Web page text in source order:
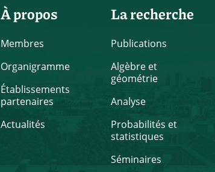
À propos
Membres
Organigramme
Établissements
partenaires
Actualités
La recherche
Publications
Algèbre et
géométrie
Analyse
Probabilités et
statistiques
Séminaires